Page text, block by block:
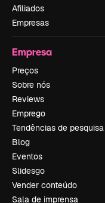
Afiliados
Empresas
Empresa
Preços
Sobre nós
Reviews
Emprego
Tendências de pesquisa
Blog
Eventos
Slidesgo
Vender conteúdo
Sala de imprensa